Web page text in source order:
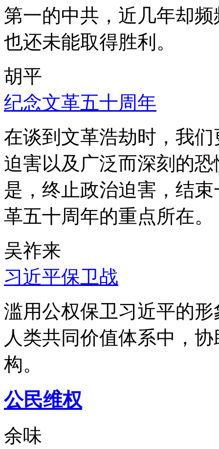
第一的中共，近几年却
也还未能取得胜利。
胡平
纪念文革五十周年
在谈到文革浩劫时，我
迫害以及广泛而深刻的
是，终止政治迫害，结
革五十周年的重点所在。
吴祚来
习近平保卫战
滥用公权保卫习近平的
人类共同价值体系中，
构。
公民维权
余味